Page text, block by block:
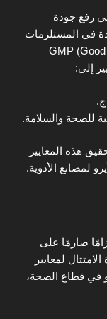
رفع جودة
في المستلزمات
الطبية، مما يضمن تصنيع الأدوية وفق معايير GMP (Good
للصحة والسلامة.
هذه المعايير
لمصانع الأدوية.
صارمًا على
لمعايير
في قطاع الصحة،